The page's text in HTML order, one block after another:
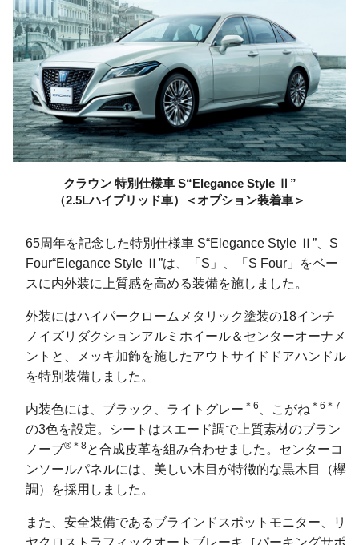
クラウン 特別仕様車 S“Elegance Style Ⅱ”
（2.5Lハイブリッド車）
＜オプション装着車＞
65周年を記念した特別仕様車 S“Elegance Style Ⅱ”、S
Four“Elegance Style Ⅱ”は、「S」、「S Four」をベー
スに内外装に上質感を高める装備を施しました。
外装にはハイパークロームメタリック塗装の18インチ
ノイズリダクションアルミホイール＆センターオーナメ
ントと、メッキ加飾を施したアウトサイドドアハンドル
を特別装備しました。
内装色には、ブラック、ライトグレー ＊6 、こがね ＊6＊7
の3色を設定。シートはスエード調で上質素材のブラン
ノーブ®＊8と合成皮革を組み合わせました。センターコ
ンソールパネルには、美しい木目が特徴的な黒木目（欅
調）を採用しました。
また、安全装備であるブラインドスポットモニター、リ